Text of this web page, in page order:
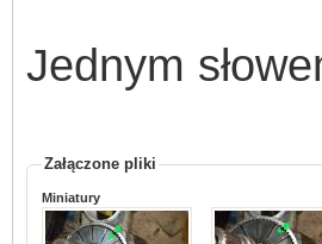
Jednym
Załączone pliki
Miniatury